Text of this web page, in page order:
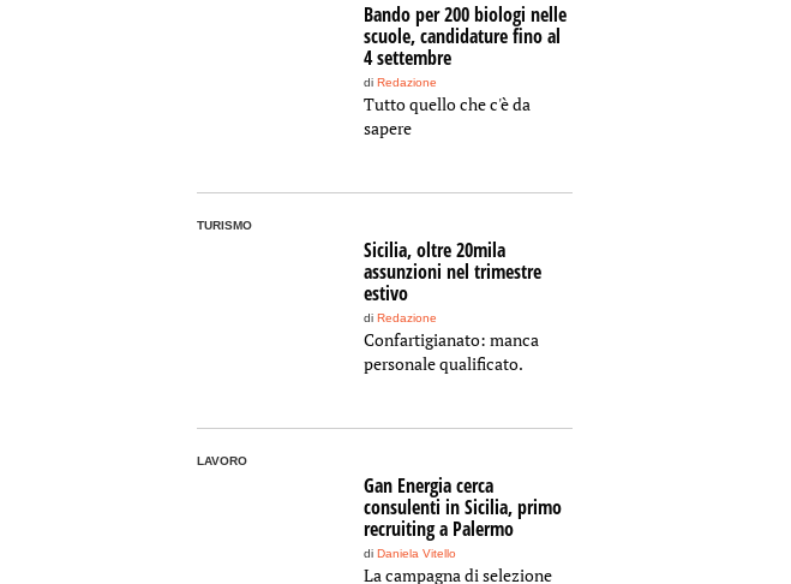
Bando per 200 biologi nelle
scuole, candidature fino al
4 settembre
di Redazione
Tutto quello che c'è da
sapere
TURISMO
Sicilia, oltre 20mila
assunzioni nel trimestre
estivo
di Redazione
Confartigianato: manca
personale qualificato.
LAVORO
Gan Energia cerca
consulenti in Sicilia, primo
recruiting a Palermo
di Daniela Vitello
La campagna di selezione